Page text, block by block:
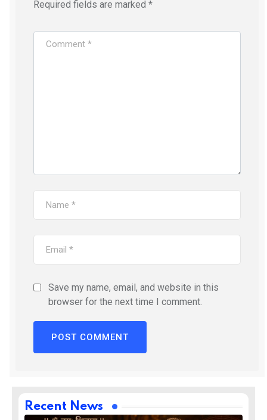
Required fields are marked *
Save my name, email, and website in this
browser for the next time I comment.
Recent News